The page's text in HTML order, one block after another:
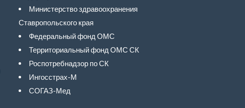
Министерство здравоохранения
Ставропольского края
Федеральный фонд ОМС
Территориальный фонд ОМС СК
Роспотребнадзор по СК
Ингосстрах-М
СОГАЗ-Мед